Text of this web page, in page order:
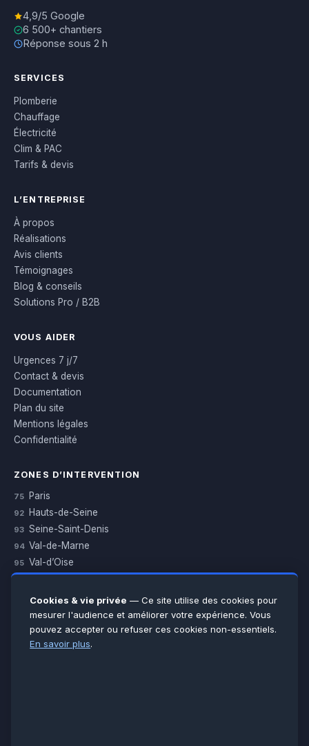
4,9/5 Google
6 500+ chantiers
Réponse sous 2 h
SERVICES
Plomberie
Chauffage
Électricité
Clim & PAC
Tarifs & devis
L’ENTREPRISE
À propos
Réalisations
Avis clients
Témoignages
Blog & conseils
Solutions Pro / B2B
VOUS AIDER
Urgences 7 j/7
Contact & devis
Documentation
Plan du site
Mentions légales
Confidentialité
ZONES D’INTERVENTION
75 Paris
92 Hauts-de-Seine
93 Seine-Saint-Denis
94 Val-de-Marne
95 Val-d’Oise
Essonne
Seine-et-Marne
Voir toutes les villes →
Cookies & vie privée — Ce site utilise des cookies pour
mesurer l'audience et améliorer votre expérience. Vous
pouvez accepter ou refuser ces cookies non-essentiels.
En savoir plus.